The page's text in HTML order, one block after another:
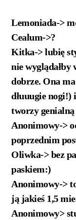
Lemoniada->
Cealum->?
Kitka-> lubię
nie wyglądałby
dobrze. Ona
dłuuugie nogi!)
tworzy genialną
Anonimowy->
poprzednim
Oliwka-> bez
paskiem:)
Anonimowy->
ją jakieś 1,5
Anonimowy>